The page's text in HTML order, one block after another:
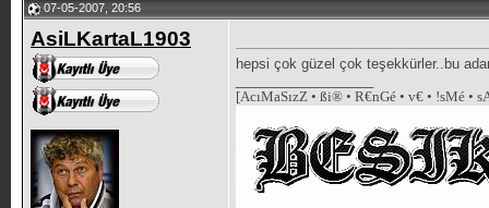
07-05-2007, 20:56
AsiLKartaL1903
hepsi çok güzel çok teşekkürler..bu
[AcıMaSızZ • ßi® • R€nGé • v€ • !sMé •